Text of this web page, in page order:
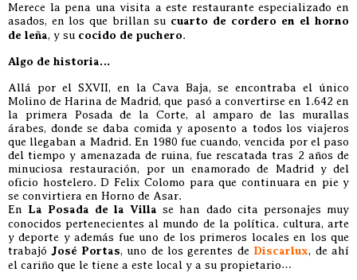
Merece la pena una visita a este restaurante especializado en
asados, en los que brillan su cuarto de cordero en el horno
de leña, y su cocido de puchero.
Algo de historia…
Allá por el SXVII, en la Cava Baja, se encontraba el único
Molino de Harina de Madrid, que pasó a convertirse en 1.642 en
la primera Posada de la Corte, al amparo de las murallas
árabes, donde se daba comida y aposento a todos los viajeros
que llegaban a Madrid. En 1980 fue cuando, vencida por el paso
del tiempo y amenazada de ruina, fue rescatada tras 2 años de
minuciosa restauración, por un enamorado de Madrid y del
oficio hostelero. D Felix Colomo para que continuara en pie y
se convirtiera en Horno de Asar.
En La Posada de la Villa se han dado cita personajes muy
conocidos pertenecientes al mundo de la política. cultura, arte
y deporte y además fue uno de los primeros locales en los que
trabajó José Portas, uno de los gerentes de Discarlux, de ahí
el cariño que le tiene a este local y a su propietario…